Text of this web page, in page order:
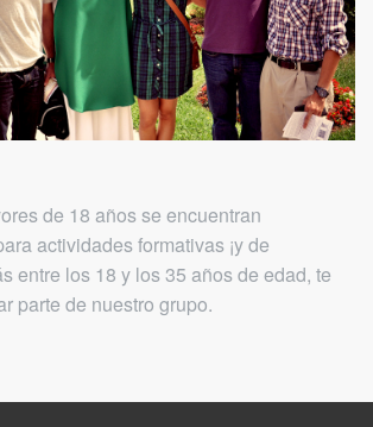
de 18 años se encuentran
actividades formativas ¡y de
entre los 18 y los 35 años de edad, te
parte de nuestro grupo.